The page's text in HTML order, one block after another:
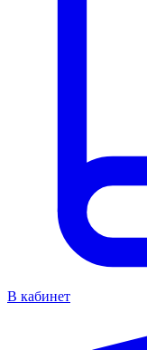
В кабинет